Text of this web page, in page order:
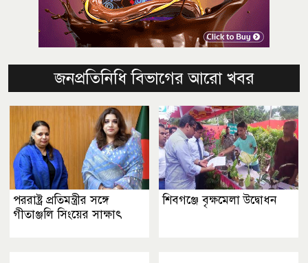
জনপ্রতিনিধি বিভাগের আরো খবর
পররাষ্ট্র প্রতিমন্ত্রীর সঙ্গে
গীতাঞ্জলি সিংয়ের সাক্ষাৎ
শিবগঞ্জে বৃক্ষমেলা উদ্বোধন